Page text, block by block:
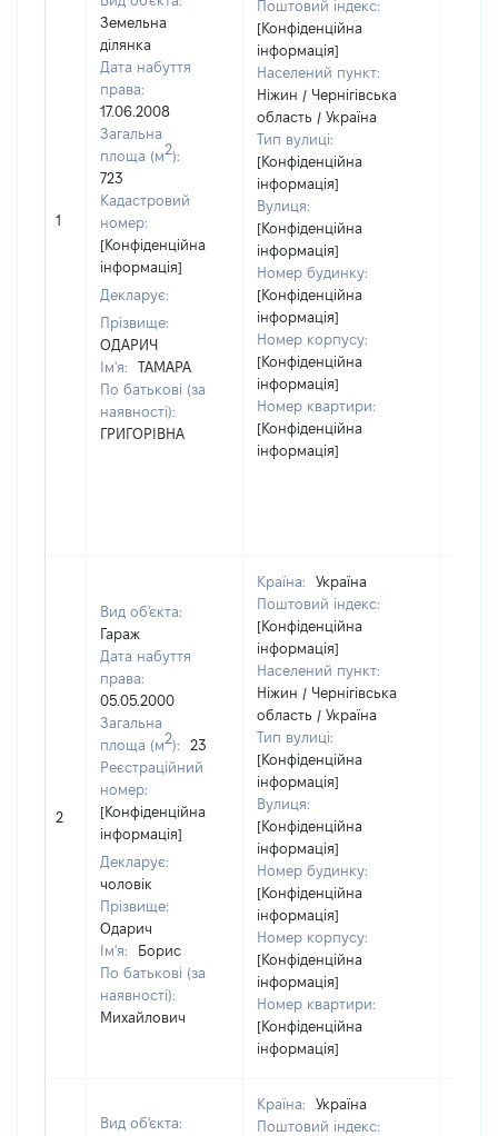
1
Земельна
ділянка
Дата набуття
права:
17.06.2008
Загальна
площа (м2):
723
Кадастровий
номер:
[Конфіденційна
інформація]
Декларує:
Прізвище:
ОДАРИЧ
Ім'я:
ТАМАРА
По батькові (за
наявності):
ГРИГОРІВНА
Поштовий індекс:
[Конфіденційна
інформація]
Населений пункт:
Ніжин / Чернігівська
область / Україна
Тип вулиці:
[Конфіденційна
інформація]
Вулиця:
[Конфіденційна
інформація]
Номер будинку:
[Конфіденційна
інформація]
Номер корпусу:
[Конфіденційна
інформація]
Номер квартири:
[Конфіденційна
інформація]
2
Вид об'єкта:
Гараж
Дата набуття
права:
05.05.2000
Загальна
площа (м2):
23
Реєстраційний
номер:
[Конфіденційна
інформація]
Декларує:
чоловік
Прізвище:
Одарич
Ім'я:
Борис
По батькові (за
наявності):
Михайлович
Країна:
Україна
Поштовий індекс:
[Конфіденційна
інформація]
Населений пункт:
Ніжин / Чернігівська
область / Україна
Тип вулиці:
[Конфіденційна
інформація]
Вулиця:
[Конфіденційна
інформація]
Номер будинку:
[Конфіденційна
інформація]
Номер корпусу:
[Конфіденційна
інформація]
Номер квартири:
[Конфіденційна
інформація]
Вид об'єкта:
Країна:
Україна
Поштовий індекс: